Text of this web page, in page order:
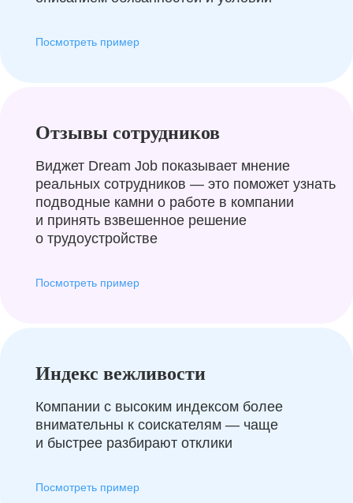
Посмотреть пример
Отзывы сотрудников
Виджет Dream Job показывает мнение
реальных сотрудников — это поможет узнать
подводные камни о работе в компании
и принять взвешенное решение
о трудоустройстве
Посмотреть пример
Индекс вежливости
Компании с высоким индексом более
внимательны к соискателям — чаще
и быстрее разбирают отклики
Посмотреть пример